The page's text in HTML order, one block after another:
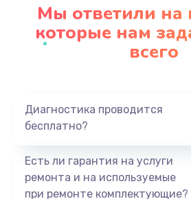
Заказать
Замена экрана
Замена шлейфа
Заказать
Мы ответили на
которые нам
всего
Диагностика проводится
бесплатно?
Есть ли гарантия на услуги
ремонта и на используемые
при ремонте комплектующие?